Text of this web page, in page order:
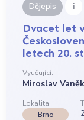
Dějepis i
Dvacet let
letech 20.
Vyučující:
Miroslav Vaněk
Lokalita:
Brno